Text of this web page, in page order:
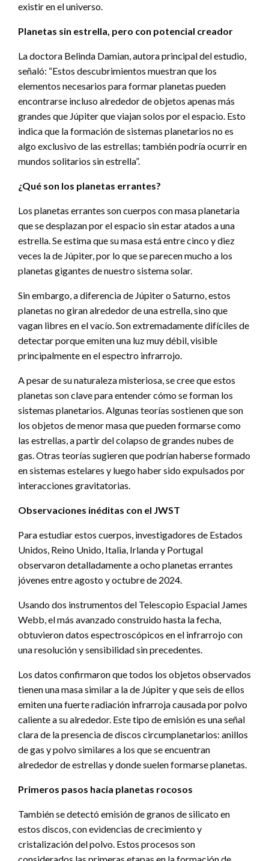
existir en el universo.
Planetas sin estrella, pero con potencial creador
La doctora Belinda Damian, autora principal del estudio,
señaló: “Estos descubrimientos muestran que los
elementos necesarios para formar planetas pueden
encontrarse incluso alrededor de objetos apenas más
grandes que Júpiter que viajan solos por el espacio. Esto
indica que la formación de sistemas planetarios no es
algo exclusivo de las estrellas; también podría ocurrir en
mundos solitarios sin estrella”.
¿Qué son los planetas errantes?
Los planetas errantes son cuerpos con masa planetaria
que se desplazan por el espacio sin estar atados a una
estrella. Se estima que su masa está entre cinco y diez
veces la de Júpiter, por lo que se parecen mucho a los
planetas gigantes de nuestro sistema solar.
Sin embargo, a diferencia de Júpiter o Saturno, estos
planetas no giran alrededor de una estrella, sino que
vagan libres en el vacío. Son extremadamente difíciles de
detectar porque emiten una luz muy débil, visible
principalmente en el espectro infrarrojo.
A pesar de su naturaleza misteriosa, se cree que estos
planetas son clave para entender cómo se forman los
sistemas planetarios. Algunas teorías sostienen que son
los objetos de menor masa que pueden formarse como
las estrellas, a partir del colapso de grandes nubes de
gas. Otras teorías sugieren que podrían haberse formado
en sistemas estelares y luego haber sido expulsados por
interacciones gravitatorias.
Observaciones inéditas con el JWST
Para estudiar estos cuerpos, investigadores de Estados
Unidos, Reino Unido, Italia, Irlanda y Portugal
observaron detalladamente a ocho planetas errantes
jóvenes entre agosto y octubre de 2024.
Usando dos instrumentos del Telescopio Espacial James
Webb, el más avanzado construido hasta la fecha,
obtuvieron datos espectroscópicos en el infrarrojo con
una resolución y sensibilidad sin precedentes.
Los datos confirmaron que todos los objetos observados
tienen una masa similar a la de Júpiter y que seis de ellos
emiten una fuerte radiación infrarroja causada por polvo
caliente a su alrededor. Este tipo de emisión es una señal
clara de la presencia de discos circumplanetarios: anillos
de gas y polvo similares a los que se encuentran
alrededor de estrellas y donde suelen formarse planetas.
Primeros pasos hacia planetas rocosos
También se detectó emisión de granos de silicato en
estos discos, con evidencias de crecimiento y
cristalización del polvo. Estos procesos son